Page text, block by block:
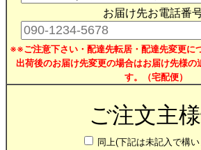
お届け先お電話番
※※ご注意下さい・配達先転居・配達先変更に
出荷後のお届け先変更の場合はお届け先様の
す。（宅配便）
ご注文主
同上(下記は未記入で構